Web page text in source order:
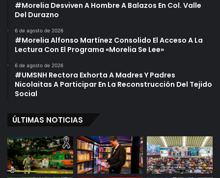
#Morelia Desviven A Hombre A Balazos En Col. Valle
Del Durazno
6 de agosto de 2026
#Morelia Alfonso Martínez Consolido El Acceso A La
Lectura Con El Programa «Morelia Se Lee»
6 de agosto de 2026
#UMSNH Rectora Exhorta A Madres Y Padres
Nicolaitas A Participar En La Reconstrucción Del Tejido
Social
ÚLTIMAS NOTICIAS